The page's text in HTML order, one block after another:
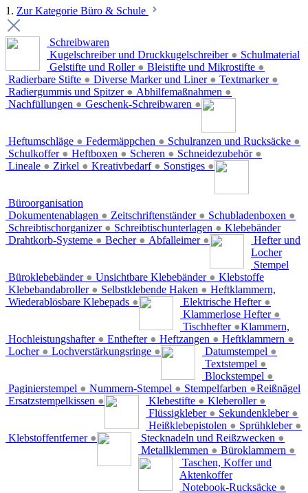
1. Zur Kategorie Büro & Schule
Schreibwaren
Kugelschreiber und Druckkugelschreiber ●
Gelstifte und Roller ● Bleistifte und Mikrostifte ●
Radierbare Stifte ● Diverse Marker und Liner ● Textmarker ●
Radiergummis und Spitzer ● Abhilfemaßnahmen ●
Nachfüllungen ● Geschenk-Schreibwaren ●
Schulmaterial
Heftumschläge ● Federmäppchen ● Schulranzen und Rucksäcke ●
Schulkoffer ● Heftboxen ● Scheren ● Schneidezubehör ●
Lineale ● Zirkel ● Kreativbedarf ● Sonstiges ●
Büroorganisation
Dokumentenablagen ● Zeitschriftenständer ● Schubladenboxen ●
Schreibtischorganizer ● Schreibtischunterlagen ●
Drahtkorb-Systeme ● Becher ● Abfalleimer ●
Klebebänder
Büroklebebänder ● Unsichtbare Klebebänder ●
Klebebandabroller ● Selbstklebende Haken ●
Wiederablösbare Klebepads ●
Hefter und
Locher
Elektrische Hefter ●
Klammerlose Hefter ●
Tischhefter ●
Hochleistungshafter ● Enthefter ● Heftzangen ● Heftklammern ●
Locher ● Lochverstärkungsringe ●
Stempel
Datumstempel ●
Textstempel ●
Blockstempel ●
Paginierstempel ● Nummern-Stempel ● Stempelfarben ●
Ersatzstempelkissen ●
Klebstoffe
Klebestifte ● Kleberoller ●
Flüssigkleber ● Sekundenkleber ●
Heißklebepistolen ● Sprühkleber ●
Klebstoffentferner ●
Heftklammern,
Klammern,
Reißnägel
Stecknadeln und Reißzwecken ●
Metallklemmen ● Büroklammern ●
Taschen, Koffer und
Aktenkoffer
Notebook-Rucksäcke ●